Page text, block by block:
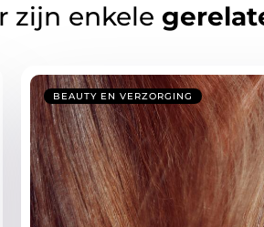
zijn enkele
BEAUTY EN VERZORGING